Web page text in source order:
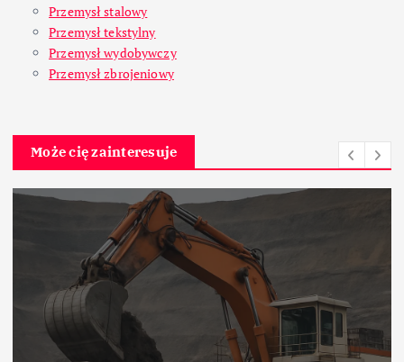
Przemysł stalowy
Przemysł tekstylny
Przemysł wydobywczy
Przemysł zbrojeniowy
Może cię zainteresuje